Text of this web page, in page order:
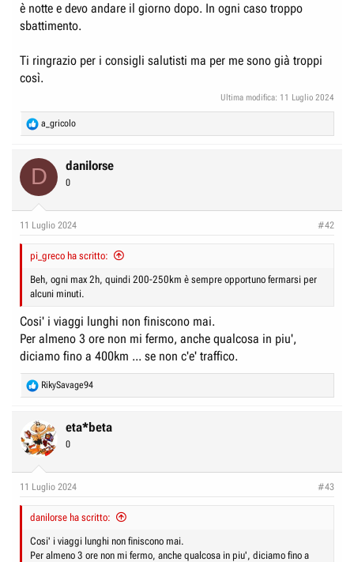
è notte e devo andare il giorno dopo. In ogni caso troppo
sbattimento.
Ti ringrazio per i consigli salutisti ma per me sono già troppi
così.
Ultima modifica: 11 Luglio 2024
R
e
c
s
a_gricolo
D danilorse
0
11 Luglio 2024 #42
pi_greco ha scritto:
Beh, ogni max 2h, quindi 200-250km è sempre opportuno fermarsi per
alcuni minuti.
Cosi' i viaggi lunghi non finiscono mai.
Per almeno 3 ore non mi fermo, anche qualcosa in piu',
diciamo fino a 400km ... se non c'e' traffico.
R
e
c
t
i
s
RikySavage94
eta*beta
0
11 Luglio 2024 #43
danilorse ha scritto:
Cosi' i viaggi lunghi non finiscono mai.
Per almeno 3 ore non mi fermo, anche qualcosa in piu', diciamo fino a